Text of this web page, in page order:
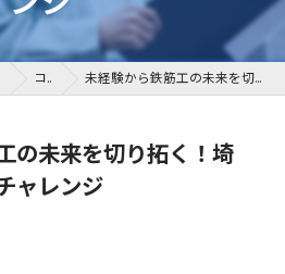
コラム 未経験から鉄筋工の未来を切り拓く！埼玉県三郷市でのチャレンジ
の未来を切り拓く！埼
ャレンジ